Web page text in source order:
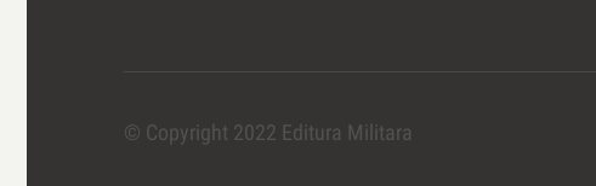
© Copyright 2022 Editura Militara